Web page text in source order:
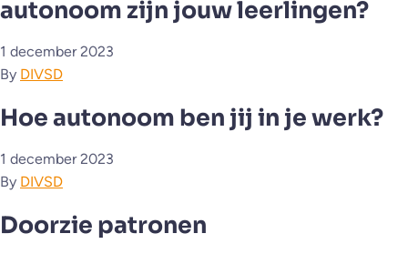
autonoom zijn jouw leerlingen?
1 december 2023
By DIVSD
Hoe autonoom ben jij in je werk?
1 december 2023
By DIVSD
Doorzie patronen